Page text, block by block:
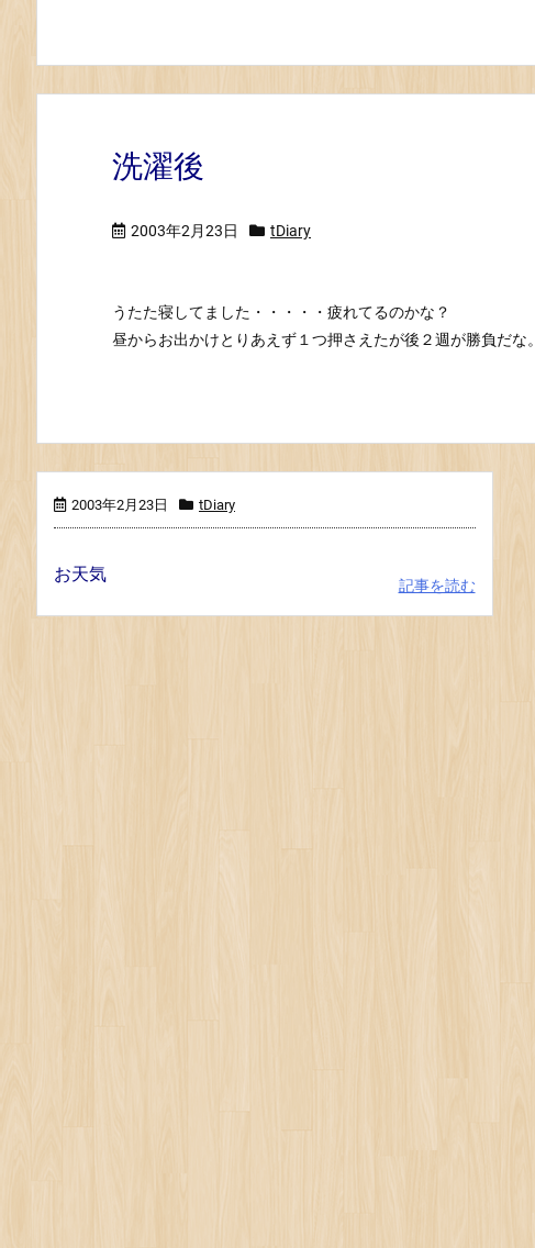
洗濯後
2003年2月23日 tDiary
うたた寝してました・・・・・疲れてるのかな？
昼からお出かけとりあえず１つ押さえたが後２週が勝負だな。
2003年2月23日 tDiary
お天気
記事を読む